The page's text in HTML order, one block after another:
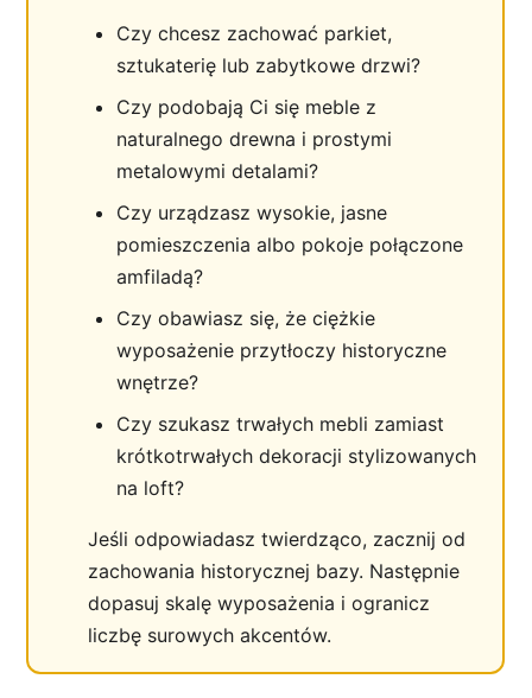
Czy chcesz zachować parkiet,
sztukaterię lub zabytkowe drzwi?
Czy podobają Ci się meble z
naturalnego drewna i prostymi
metalowymi detalami?
Czy urządzasz wysokie, jasne
pomieszczenia albo pokoje połączone
amfiladą?
Czy obawiasz się, że ciężkie
wyposażenie przytłoczy historyczne
wnętrze?
Czy szukasz trwałych mebli zamiast
krótkotrwałych dekoracji stylizowanych
na loft?
Jeśli odpowiadasz twierdząco, zacznij od
zachowania historycznej bazy. Następnie
dopasuj skalę wyposażenia i ogranicz
liczbę surowych akcentów.